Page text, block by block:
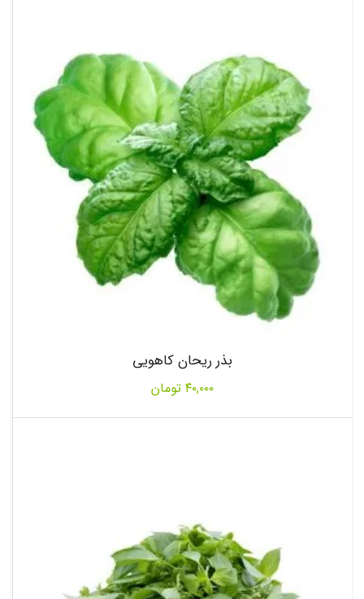
بذر ریحان کاهویی
۴۰,۰۰۰ تومان